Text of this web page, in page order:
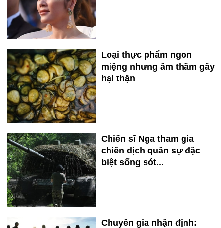
Loại thực phẩm ngon
miệng nhưng âm thầm gây
hại thận
Chiến sĩ Nga tham gia
chiến dịch quân sự đặc
biệt sống sót...
Chuyên gia nhận định: